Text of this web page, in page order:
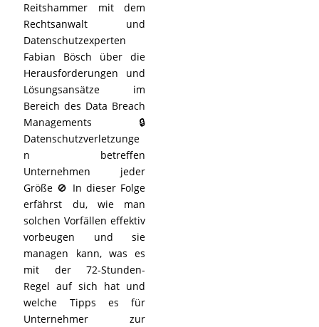
Reitshammer mit dem
Rechtsanwalt und
Datenschutzexperten
Fabian Bösch über die
Herausforderungen und
Lösungsansätze im
Bereich des Data Breach
Managements 🔒
Datenschutzverletzunge
n betreffen
Unternehmen jeder
Größe 🚫 In dieser Folge
erfährst du, wie man
solchen Vorfällen effektiv
vorbeugen und sie
managen kann, was es
mit der 72-Stunden-
Regel auf sich hat und
welche Tipps es für
Unternehmer zur